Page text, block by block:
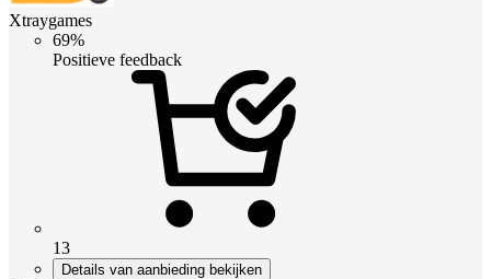
Xtraygames
69%
Positieve feedback
13
Details van aanbieding bekijken